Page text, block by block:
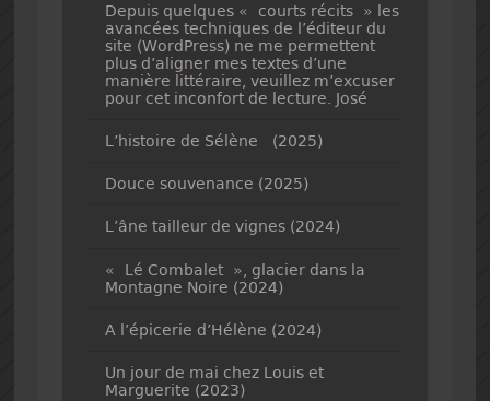
Depuis quelques « courts récits » les
avancées techniques de l’éditeur du
site (WordPress) ne me permettent
plus d’aligner mes textes d’une
manière littéraire, veuillez m’excuser
pour cet inconfort de lecture. José
L’histoire de Sélène (2025)
Douce souvenance (2025)
L’âne tailleur de vignes (2024)
« Lé Combalet », glacier dans la
Montagne Noire (2024)
A l’épicerie d’Hélène (2024)
Un jour de mai chez Louis et
Marguerite (2023)